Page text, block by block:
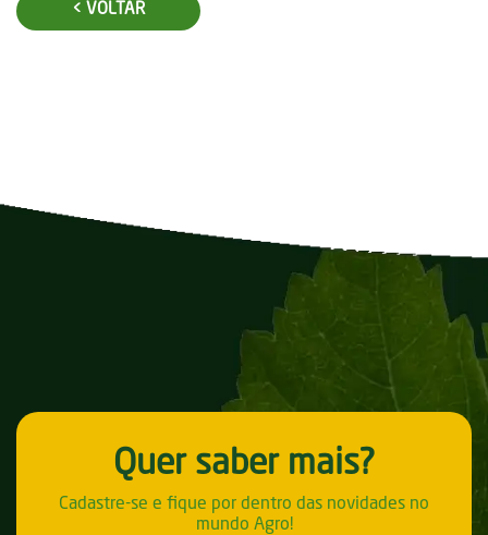
< VOLTAR
Quer saber mais?
Cadastre-se e fique por dentro das novidades no
mundo Agro!